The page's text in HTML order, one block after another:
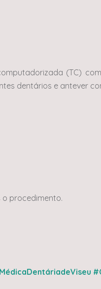
(TC)
dentários e antever
procedimento.